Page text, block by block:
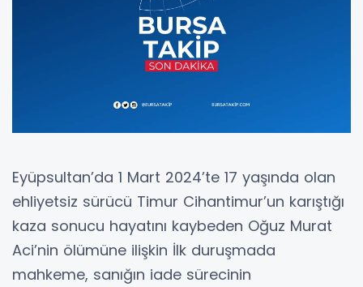
Eyüpsultan’da 1 Mart 2024’te 17 yaşında olan
ehliyetsiz sürücü Timur Cihantimur’un karıştığı
kaza sonucu hayatını kaybeden Oğuz Murat
Aci’nin ölümüne ilişkin İlk duruşmada
mahkeme, sanığın iade sürecinin